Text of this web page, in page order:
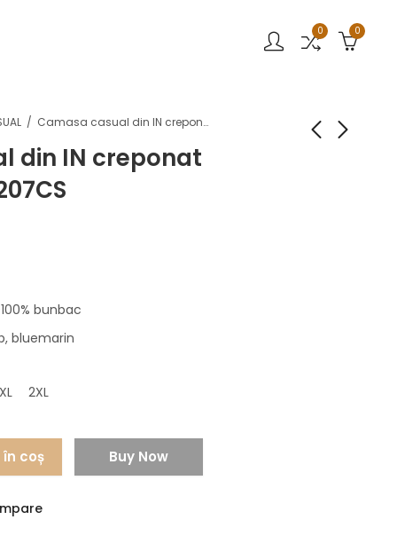
0 0
Camasa casual din IN creponat Stansfield AV2207CS
din IN creponat
bunbac
bluemarin
XL 2XL
coș Buy Now